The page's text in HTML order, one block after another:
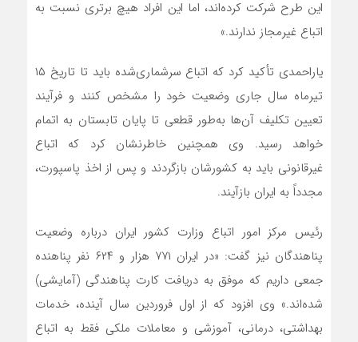
این طرح شرکت کرده‌اند، اما این افراد هیچ برتری نسبت به
اتباع غیرمجاز ندارند.»
یاراحمدی تأکید کرد که اتباع سرشماری‌شده باید تا تاریخ ۱۵
تیرماه سال جاری وضعیت خود را مشخص کنند و فرآیند
تعیین تکلیف آن‌ها به‌طور قطعی تا پایان تابستان به اتمام
خواهد رسید. وی همچنین خاطرنشان کرد که اتباع
غیرقانونی باید به کشورشان بازگردند و پس از اخذ پاسپورت،
مجدداً به ایران بازآیند.
رئیس مرکز امور اتباع وزارت کشور ایران درباره وضعیت
پناهندگان نیز گفت: «در ایران ۷۷۱ هزار و ۶۲۴ نفر پناهنده
جمعی داریم که موفق به دریافت کارت پناهندگی (آمایشی)
شده‌اند.» وی افزود که از اول فروردین سال آینده، خدمات
بهداشتی، درمانی، آموزشی و معاملات ملکی فقط به اتباع